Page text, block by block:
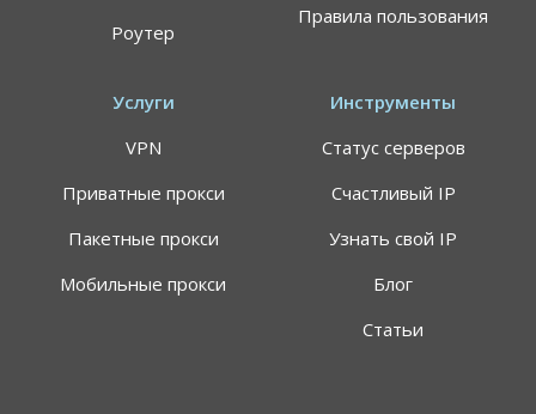
Роутер
Правила пользования
Услуги
VPN
Приватные прокси
Пакетные прокси
Мобильные прокси
Инструменты
Статус серверов
Счастливый IP
Узнать свой IP
Блог
Статьи